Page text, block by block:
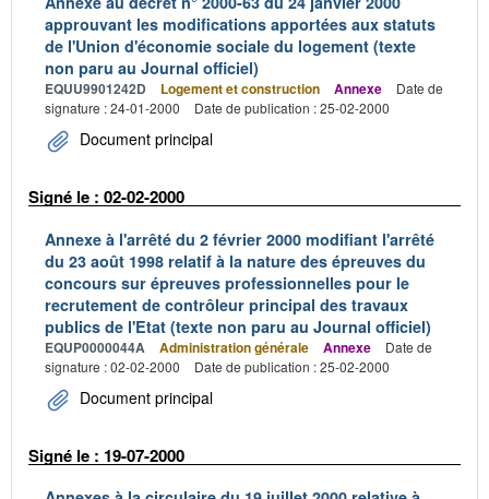
approuvant les modifications apportées aux statuts
de l'Union d'économie sociale du logement (texte
non paru au Journal officiel)
EQUU9901242D Logement et construction Annexe
Date de
signature : 24-01-2000
Date de publication : 25-02-2000
Document principal
Signé le : 02-02-2000
Annexe à l'arrêté du 2 février 2000 modifiant l'arrêté
du 23 août 1998 relatif à la nature des épreuves du
concours sur épreuves professionnelles pour le
recrutement de contrôleur principal des travaux
publics de l'Etat (texte non paru au Journal officiel)
EQUP0000044A Administration générale Annexe
Date de
signature : 02-02-2000
Date de publication : 25-02-2000
Document principal
Signé le : 19-07-2000